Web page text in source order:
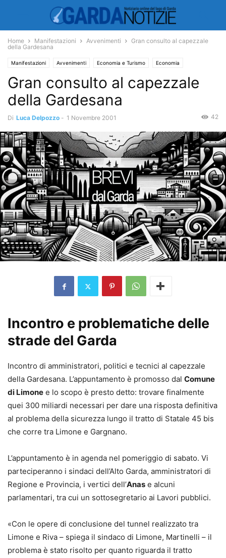
Home Manifestazioni Avvenimenti
Gran consulto al capezzale
della Gardesana
Manifestazioni Avvenimenti Economia e Turismo Economia
Gran consulto al capezzale
della Gardesana
Di Luca Delpozzo - 1 Novembre 2001 42
Incontro e problematiche delle
strade del Garda
Incontro di amministratori, politici e tecnici al capezzale
della Gardesana. L’appuntamento è promosso dal Comune
di Limone e lo scopo è presto detto: trovare finalmente
quei 300 miliardi necessari per dare una risposta definitiva
al problema della sicurezza lungo il tratto di Statale 45 bis
che corre tra Limone e Gargnano.
L’appuntamento è in agenda nel pomeriggio di sabato. Vi
parteciperanno i sindaci dell’Alto Garda, amministratori di
Regione e Provincia, i vertici dell’Anas e alcuni
parlamentari, tra cui un sottosegretario ai Lavori pubblici.
«Con le opere di conclusione del tunnel realizzato tra
Limone e Riva – spiega il sindaco di Limone, Martinelli – il
problema è stato risolto per quanto riguarda il tratto